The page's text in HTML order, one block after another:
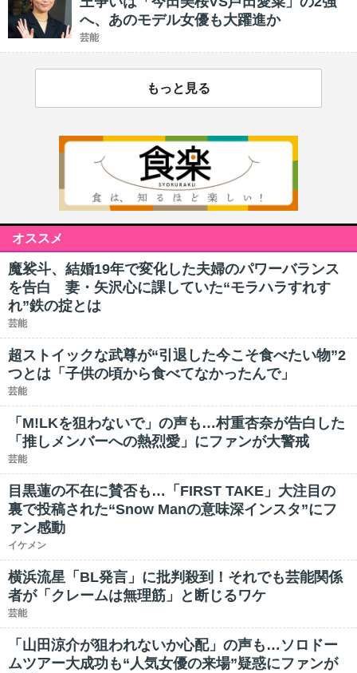
へ、あのモデル女優も大躍進か
芸能
もっと見る
オススメ
魔裟斗、結婚19年で変化した夫婦のパワーバランス
を告白 妻・矢沢心に課していた“モラハラすれす
れ”鉄の掟とは
芸能
超ストイックな武尊が“引退した今こそ食べたい物”2
つとは「子供の頃から食べてなかったんで」
芸能
「M!LKを狙わないで」の声も…村重杏奈が告白した
「推しメンバーへの熱烈愛」にファンが大警戒
芸能
目黒蓮の不在に賛否も…「FIRST TAKE」大注目の
裏で投稿された“Snow Manの意味深インスタ”にフ
ァン感動
イケメン
横浜流星「BL発言」に批判殺到！それでも芸能関係
者が「クレームは無理筋」と断じるワケ
芸能
「山田涼介が狙われないか心配」の声も…ソロドー
ムツアー大成功も“人気女優の来場”疑惑にファンが